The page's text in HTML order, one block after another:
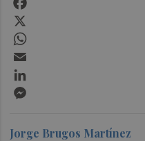
Jorge Brugos Martínez